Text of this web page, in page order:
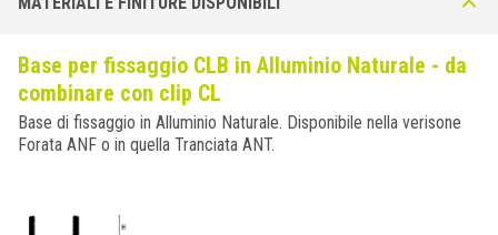
Base per fissaggio CLB in Alluminio Naturale - da
combinare con clip CL
Base di fissaggio in Alluminio Naturale. Disponibile nella verisone
Forata ANF o in quella Tranciata ANT.